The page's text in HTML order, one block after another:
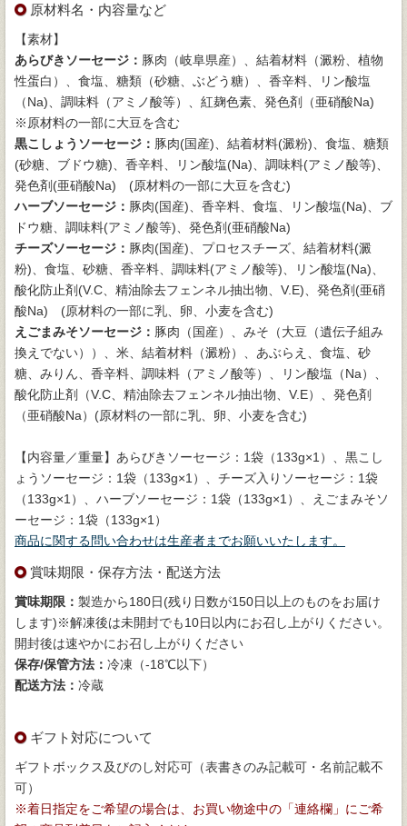
原材料名・内容量など
【素材】
あらびきソーセージ： 豚肉（岐阜県産）、結着材料（澱粉、植物
性蛋白）、食塩、糖類（砂糖、ぶどう糖）、香辛料、リン酸塩
（Na)、調味料（アミノ酸等）、紅麹色素、発色剤（亜硝酸Na)
※原材料の一部に大豆を含む
黒こしょうソーセージ： 豚肉(国産)、結着材料(澱粉)、食塩、糖類
(砂糖、ブドウ糖)、香辛料、リン酸塩(Na)、調味料(アミノ酸等)、
発色剤(亜硝酸Na) (原材料の一部に大豆を含む)
ハーブソーセージ： 豚肉(国産)、香辛料、食塩、リン酸塩(Na)、ブ
ドウ糖、調味料(アミノ酸等)、発色剤(亜硝酸Na)
チーズソーセージ： 豚肉(国産)、プロセスチーズ、結着材料(澱
粉)、食塩、砂糖、香辛料、調味料(アミノ酸等)、リン酸塩(Na)、
酸化防止剤(V.C、精油除去フェンネル抽出物、V.E)、発色剤(亜硝
酸Na) (原材料の一部に乳、卵、小麦を含む)
えごまみそソーセージ： 豚肉（国産）、みそ（大豆（遺伝子組み
換えでない））、米、結着材料（澱粉）、あぶらえ、食塩、砂
糖、みりん、香辛料、調味料（アミノ酸等）、リン酸塩（Na）、
酸化防止剤（V.C、精油除去フェンネル抽出物、V.E）、発色剤
（亜硝酸Na）(原材料の一部に乳、卵、小麦を含む)
【内容量／重量】あらびきソーセージ：1袋（133g×1）、黒こし
ょうソーセージ：1袋（133g×1）、チーズ入りソーセージ：1袋
（133g×1）、ハーブソーセージ：1袋（133g×1）、えごまみそソ
ーセージ：1袋（133g×1）
商品に関する問い合わせは生産者までお願いいたします。
賞味期限・保存方法・配送方法
賞味期限： 製造から180日(残り日数が150日以上のものをお届け
します)※解凍後は未開封でも10日以内にお召し上がりください。
開封後は速やかにお召し上がりください
保存/保管方法： 冷凍（-18℃以下）
配送方法： 冷蔵
ギフト対応について
ギフトボックス及びのし対応可（表書きのみ記載可・名前記載不
可）
※着日指定をご希望の場合は、お買い物途中の「連絡欄」にご希